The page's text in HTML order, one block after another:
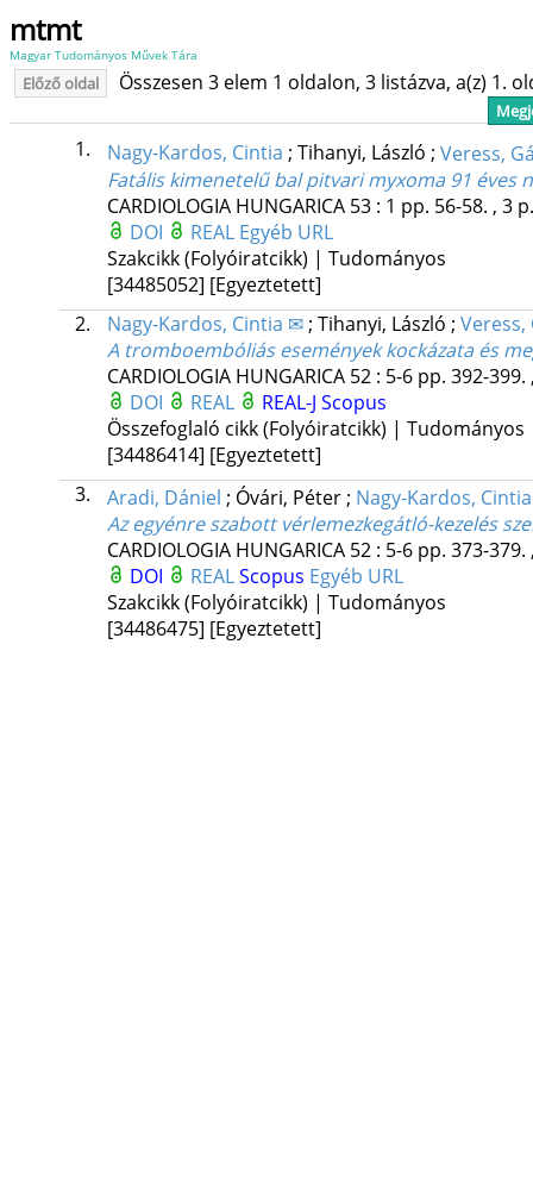
mtmt
Magyar Tudományos Művek Tára
Előző oldal Összesen 3 elem 1 oldalon, 3 listázva, a(z) 1.
1. Nagy-Kardos, Cintia ; Tihanyi, László ; Veress,
Fatális kimenetelű bal pitvari myxoma 91 éves
CARDIOLOGIA HUNGARICA 53: 1 pp. 56-58. , 3
DOI
REAL Egyéb URL
Szakcikk (Folyóiratcikk) | Tudományos
[34485052] [Egyeztetett]
2.
Nagy-Kardos, Cintia ✉ ; Tihanyi, László ; Veress,
A tromboembóliás események kockázata és
CARDIOLOGIA HUNGARICA 52: 5-6 pp. 392-
DOI
REAL REAL-J Scopus
Összefoglaló cikk (Folyóiratcikk) | Tudományos
[34486414] [Egyeztetett]
3.
Aradi, Dániel ; Óvári, Péter ; Nagy-Kardos, Cintia
Az egyénre szabott vérlemezkegátló-kezelés
CARDIOLOGIA HUNGARICA 52: 5-6 pp. 373-
DOI
REALScopus Egyéb URL
Szakcikk (Folyóiratcikk) | Tudományos
[34486475] [Egyeztetett]